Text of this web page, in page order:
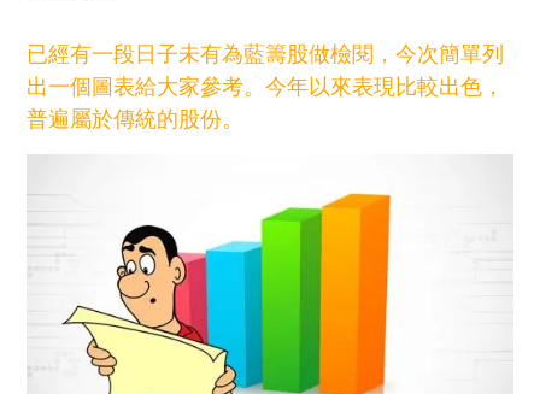
網
站
已經有一段日子未有為藍籌股做檢閱，今次簡單列
出一個圖表給大家參考。今年以來表現比較出色，
普遍屬於傳統的股份。